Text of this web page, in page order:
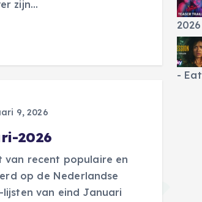
zijn…
9, 2026
2026
van recent populaire en
op de Nederlandse
van eind Januari
2026
-